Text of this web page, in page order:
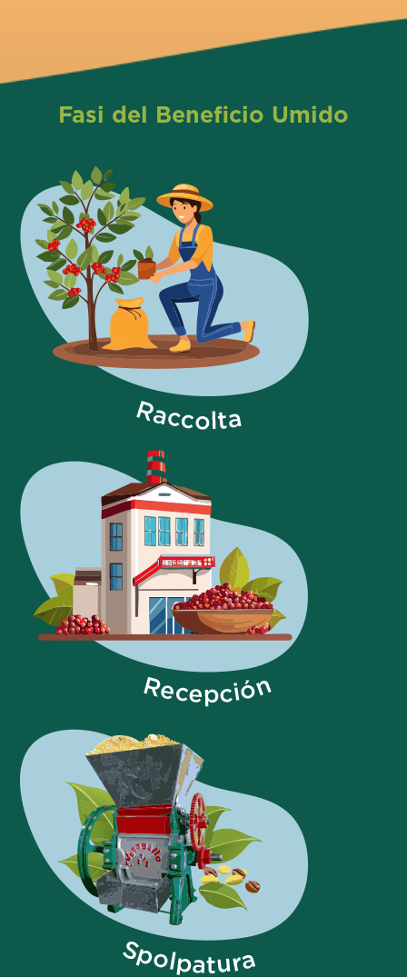
Fasi del Beneficio Umido